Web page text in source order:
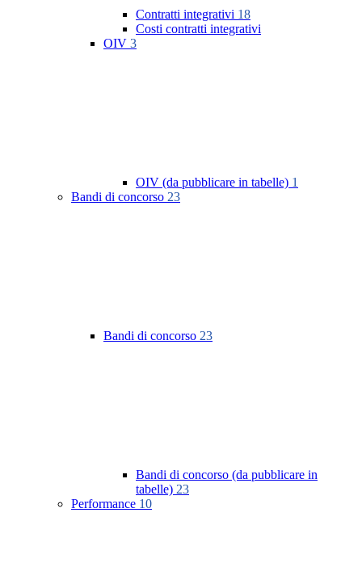
Contratti integrativi 18
Costi contratti integrativi
OIV 3
OIV (da pubblicare in tabelle) 1
Bandi di concorso 23
Bandi di concorso 23
Bandi di concorso (da pubblicare in
tabelle) 23
Performance 10